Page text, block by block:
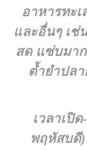
อาหารทะ
และอื่นๆ เช่
สด แซ่บมา
ต้ำยำปล
เวลาเปิ
พฤหัสบดี)